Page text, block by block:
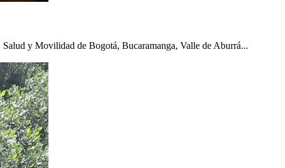
y Movilidad de Bogotá, Bucaramanga, Valle de Aburrá...